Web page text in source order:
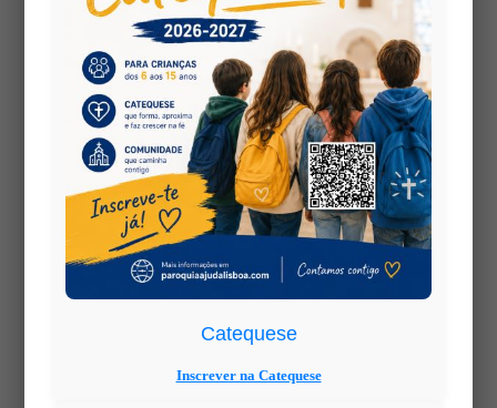
Catequese
Inscrever na Catequese